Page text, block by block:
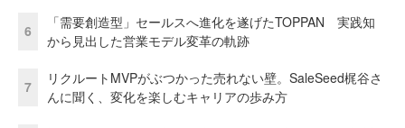
6
「需要創造型」セールスへ進化を遂げたTOPPAN 実践知
から見出した営業モデル変革の軌跡
7
リクルートMVPがぶつかった売れない壁。SaleSeed梶谷さ
んに聞く、変化を楽しむキャリアの歩み方